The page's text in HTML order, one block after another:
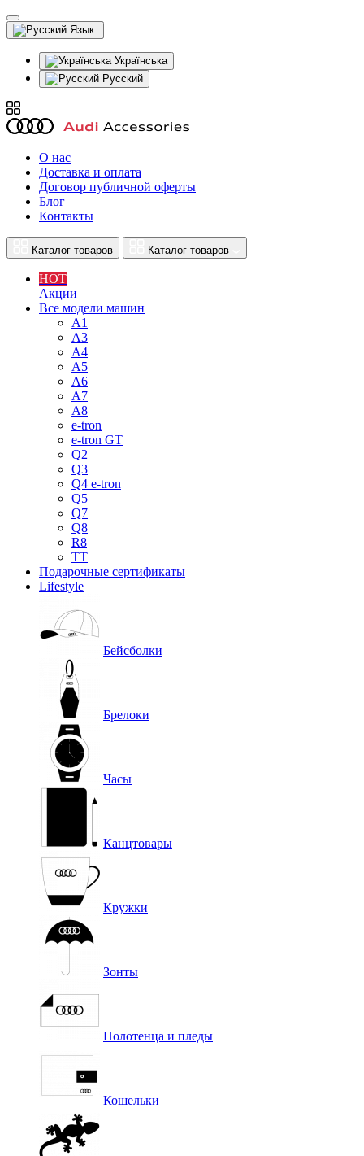
Язык
Українська
Русский
О нас
Доставка и оплата
Договор публичной оферты
Блог
Контакты
Каталог товаров Каталог товаров
HOT
Акции
Все модели машин
A1
A3
A4
A5
A6
A7
A8
e-tron
e-tron GT
Q2
Q3
Q4 e-tron
Q5
Q7
Q8
R8
TT
Подарочные сертификаты
Lifestyle
Бейсболки
Брелоки
Часы
Канцтовары
Кружки
Зонты
Полотенца и пледы
Кошельки